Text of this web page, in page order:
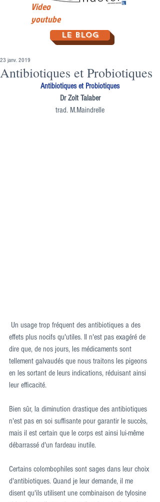
Video
youtube
Le Blog
Antibiotiques et Probiotiques
23 janv. 2019
Antibiotiques et Probiotiques
Dr Zolt Talaber
trad. M.Maindrelle
effets plus nocifs qu'utiles. Il n'est pas exagéré de
dire que, de nos jours, les médicaments sont
tellement galvaudés que nous traitons les pigeons
en les sortant de leurs indications, réduisant ainsi
leur efficacité.
Bien sûr, la diminution drastique des antibiotiques
n'est pas en soi suffisante pour garantir le succès,
mais il est certain que le corps est ainsi lui-même
débarrassé d'un fardeau inutile.
Certains colombophiles sont sages dans leur choix
d'antibiotiques. Quand je leur demande, il me
disent qu'ils utilisent une combinaison de tylosine